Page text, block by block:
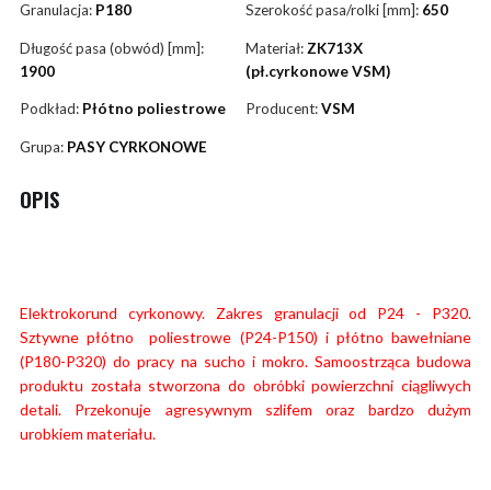
Granulacja: P180 Szerokość pasa/rolki [mm]: 650
Długość pasa (obwód) [mm]:
1900
Materiał: ZK713X
(pł.cyrkonowe VSM)
Podkład: Płótno poliestrowe Producent:VSM
Grupa: PASY CYRKONOWE
OPIS
Elektrokorund cyrkonowy. Zakres granulacji od P24 - P320.
Sztywne płótno poliestrowe (P24-P150) i płótno bawełniane
(P180-P320) do pracy na sucho i mokro. Samoostrząca budowa
produktu została stworzona do obróbki powierzchni ciągliwych
detali. Przekonuje agresywnym szlifem oraz bardzo dużym
urobkiem materiału.